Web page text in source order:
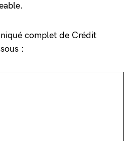
complet de Crédit
: